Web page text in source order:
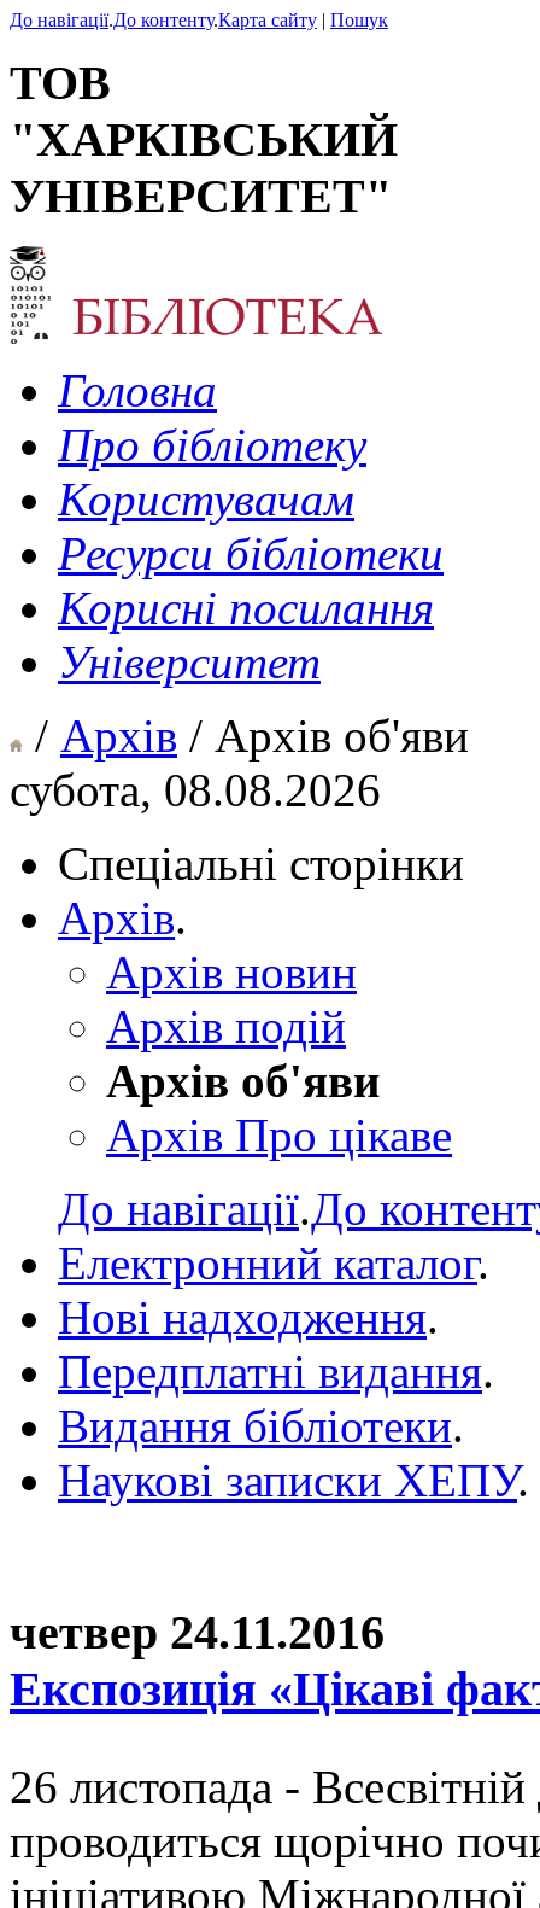
До навігації.До контенту.Карта сайту | Пошук
ТОВ
"ХАРКІВСЬКИЙ
УНІВЕРСИТЕТ"
Головна
Про бібліотеку
Користувачам
Ресурси бібліотеки
Корисні посилання
Університет
/ Архів / Архів об'яви
субота, 08.08.2026
Спеціальні сторінки
Архів.
Архів новин
Архів подій
Архів об'яви
Архів Про цікаве
До навігації.До
Електронний каталог.
Нові надходження.
Передплатні видання.
Видання бібліотеки.
Наукові записки ХЕПУ.
четвер 24.11.2016
Експозиція «Цікаві
26 листопада -
проводиться щорічно
ініціативою